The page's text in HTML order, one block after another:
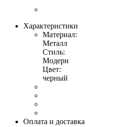
Характеристики
Материал:
Металл
Стиль:
Модерн
Цвет:
черный
Оплата и доставка